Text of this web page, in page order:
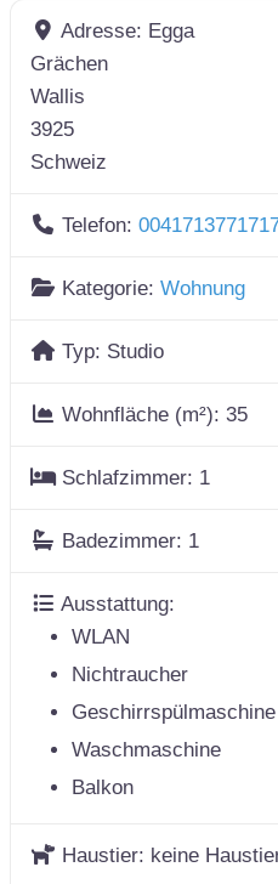
Adresse: Egga
Grächen
Wallis
3925
Schweiz
Telefon:
Kategorie:Wohnung
Typ: Studio
Wohnfläche (m²):35
Schlafzimmer: 1
Badezimmer: 1
Ausstattung:
WLAN
Nichtraucher
Geschirrspülmaschine
Waschmaschine
Balkon
Haustier: keine